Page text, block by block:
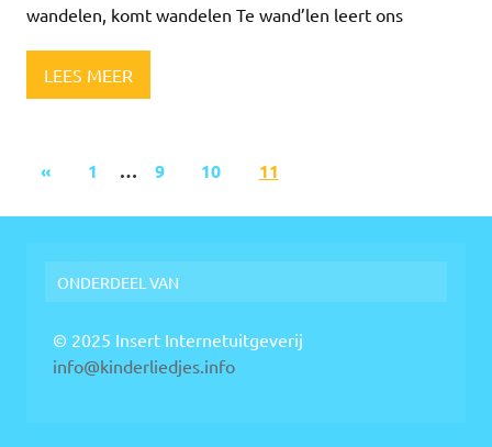
wandelen, komt wandelen Te wand’len leert ons
LEES MEER
« 1 … 9 10 11
ONDERDEEL VAN
© 2025 Insert Internetuitgeverij
info@kinderliedjes.info